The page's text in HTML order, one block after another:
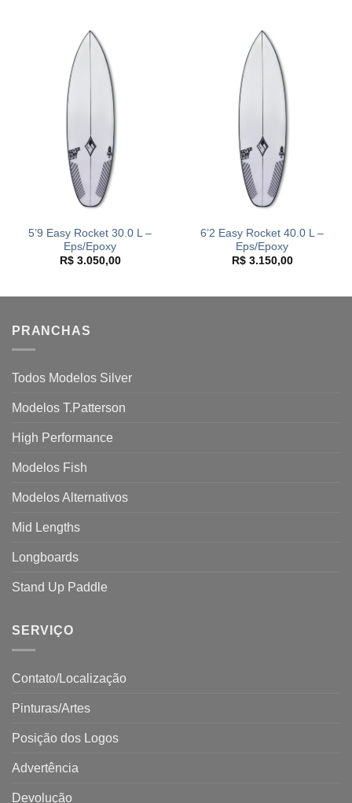
5’9 Easy Rocket 30.0 L –
Eps/Epoxy
R$3.050,00
6’2 Easy Rocket 40.0 L –
Eps/Epoxy
R$3.150,00
PRANCHAS
Todos Modelos Silver
Modelos T.Patterson
High Performance
Modelos Fish
Modelos Alternativos
Mid Lengths
Longboards
Stand Up Paddle
SERVIÇO
Contato/Localização
Pinturas/Artes
Posição dos Logos
Advertência
Devolução